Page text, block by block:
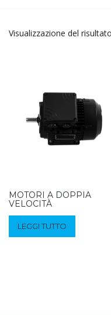
Visualizzazione del risultato
MOTORI A DOPPIA
VELOCITÀ
LEGGI TUTTO